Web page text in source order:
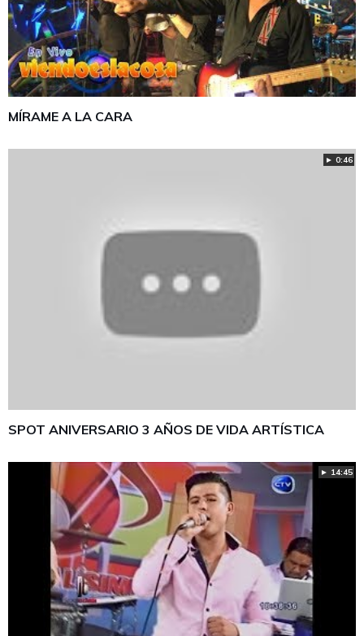
MÍRAME A LA CARA
► 0:46
SPOT ANIVERSARIO 3 AÑOS DE VIDA ARTÍSTICA
► 14:45